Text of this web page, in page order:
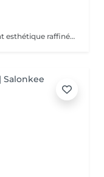
Le rehaussement de cils est un traitement esthétique raffiné qui confère à vos cils une courbure naturelle et gracieuse. En utilisant des produits spécialisés et des techniques de mise en forme expertes, nous ajoutons une dimension supplémentaire de courbure et de définition à vos cils. La durée du traitement varie généralement de 4 à 8 semaines, selon le cycle de croissance naturel de vos cils. De plus, notre service comprend une teinture noire des cils, offrant ainsi une intensité supplémentaire à votre regard. Veuillez ne pas appliquer de Mascara Waterproof le jour de votre rendez-vous.